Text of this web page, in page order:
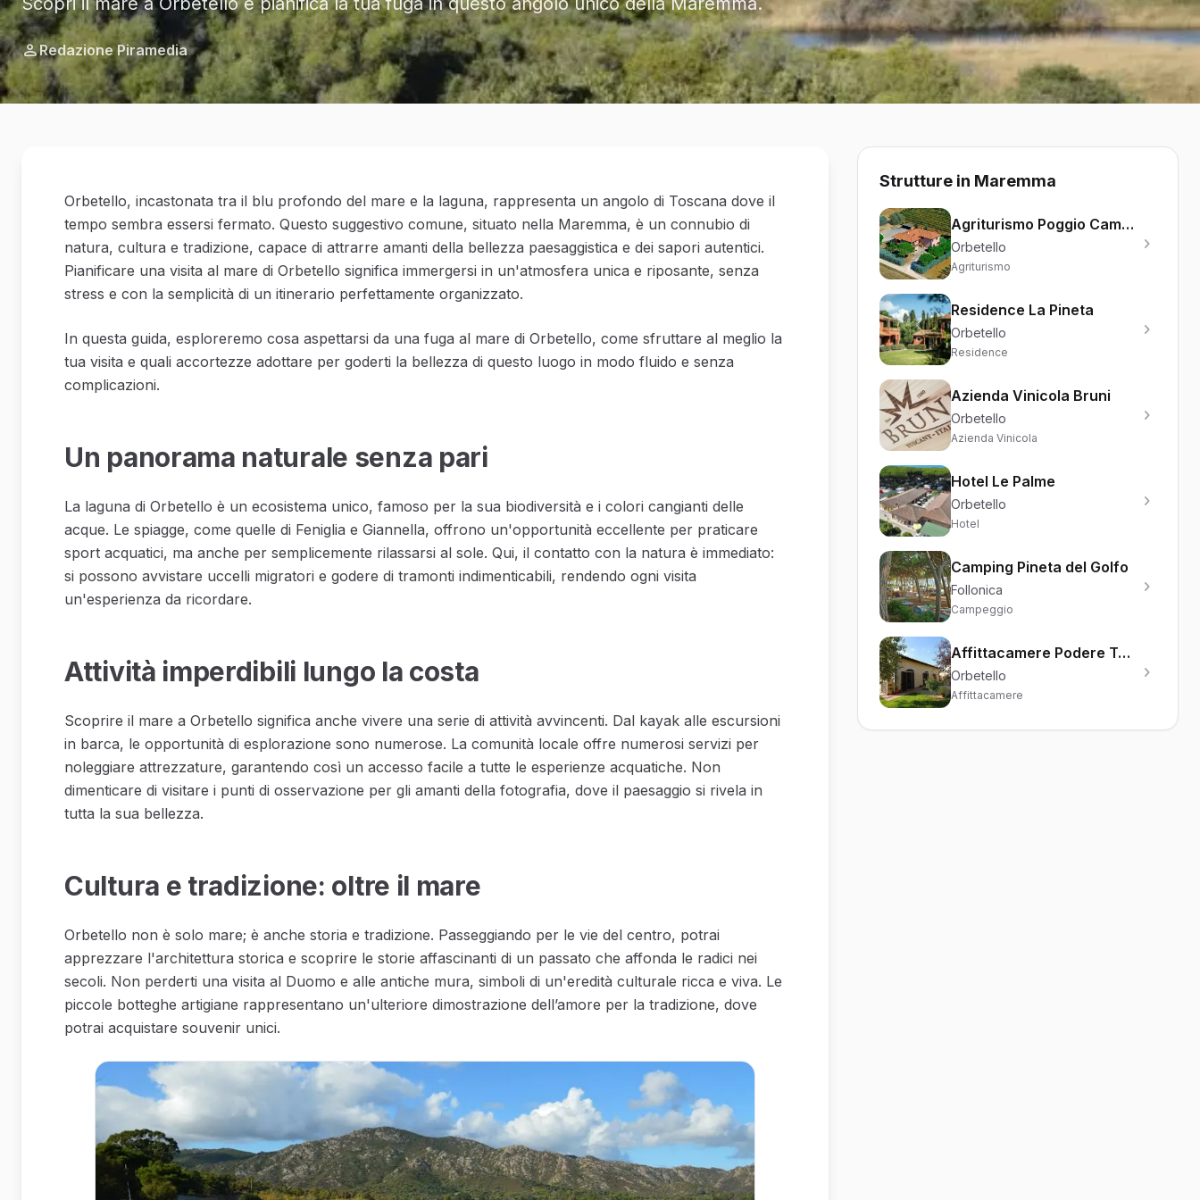
Redazione Piramedia
Orbetello, incastonata tra il blu profondo del mare e la laguna, rappresenta un angolo di Toscana dove il
tempo sembra essersi fermato. Questo suggestivo comune, situato nella Maremma, è un connubio di
natura, cultura e tradizione, capace di attrarre amanti della bellezza paesaggistica e dei sapori autentici.
Pianificare una visita al mare di Orbetello significa immergersi in un'atmosfera unica e riposante, senza
stress e con la semplicità di un itinerario perfettamente organizzato.
In questa guida, esploreremo cosa aspettarsi da una fuga al mare di Orbetello, come sfruttare al meglio la
tua visita e quali accortezze adottare per goderti la bellezza di questo luogo in modo fluido e senza
complicazioni.
Un panorama naturale senza pari
La laguna di Orbetello è un ecosistema unico, famoso per la sua biodiversità e i colori cangianti delle
acque. Le spiagge, come quelle di Feniglia e Giannella, offrono un'opportunità eccellente per praticare
sport acquatici, ma anche per semplicemente rilassarsi al sole. Qui, il contatto con la natura è immediato:
si possono avvistare uccelli migratori e godere di tramonti indimenticabili, rendendo ogni visita
un'esperienza da ricordare.
Attività imperdibili lungo la costa
Scoprire il mare a Orbetello significa anche vivere una serie di attività avvincenti. Dal kayak alle escursioni
in barca, le opportunità di esplorazione sono numerose. La comunità locale offre numerosi servizi per
noleggiare attrezzature, garantendo così un accesso facile a tutte le esperienze acquatiche. Non
dimenticare di visitare i punti di osservazione per gli amanti della fotografia, dove il paesaggio si rivela in
tutta la sua bellezza.
Cultura e tradizione: oltre il mare
Orbetello non è solo mare; è anche storia e tradizione. Passeggiando per le vie del centro, potrai
apprezzare l'architettura storica e scoprire le storie affascinanti di un passato che affonda le radici nei
secoli. Non perderti una visita al Duomo e alle antiche mura, simboli di un'eredità culturale ricca e viva. Le
piccole botteghe artigiane rappresentano un'ulteriore dimostrazione dell’amore per la tradizione, dove
potrai acquistare souvenir unici.
Strutture in Maremma
Agriturismo Poggio Campana
Orbetello
Agriturismo
Residence La Pineta
Orbetello
Residence
Azienda Vinicola Bruni
Orbetello
Azienda Vinicola
Hotel Le Palme
Orbetello
Hotel
Camping Pineta del Golfo
Follonica
Campeggio
Affittacamere Podere Turicchio
Orbetello
Affittacamere